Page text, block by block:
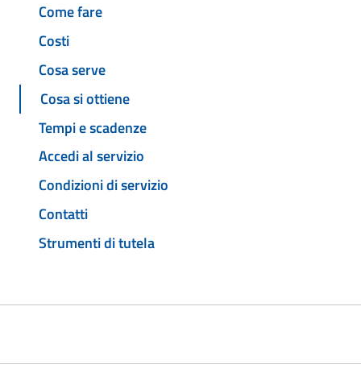
Come fare
Costi
Cosa serve
Cosa si ottiene
Tempi e scadenze
Accedi al servizio
Condizioni di servizio
Contatti
Strumenti di tutela